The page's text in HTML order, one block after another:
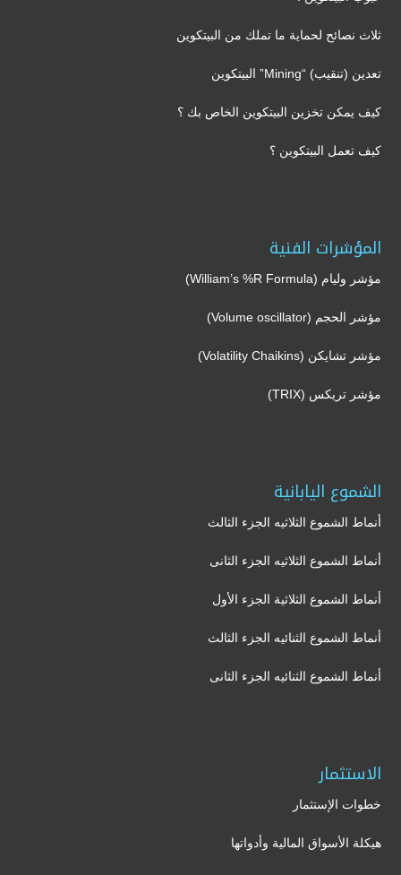
ثلاث نصائح لحماية ما تملك من البيتكوين
تعدين (تنقيب) “Mining” البيتكوين
كيف يمكن تخزين البيتكوين الخاص بك ؟
كيف تعمل البيتكوين ؟
المؤشرات الفنية
مؤشر وليام (William’s %R Formula)
مؤشر الحجم (Volume oscillator)
مؤشر تشايكن (Volatility Chaikins)
مؤشر تريكس (TRIX)
الشموع اليابانية
أنماط الشموع الثلاثيه الجزء الثالث
أنماط الشموع الثلاثيه الجزء الثانى
أنماط الشموع الثلاثية الجزء الأول
أنماط الشموع الثنائيه الجزء الثالث
أنماط الشموع الثنائيه الجزء الثانى
الاستثمار
خطوات الإستثمار
هيكلة الأسواق المالية وأدواتها